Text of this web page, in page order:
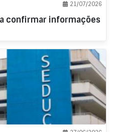
21/07/2026
confirmar informações